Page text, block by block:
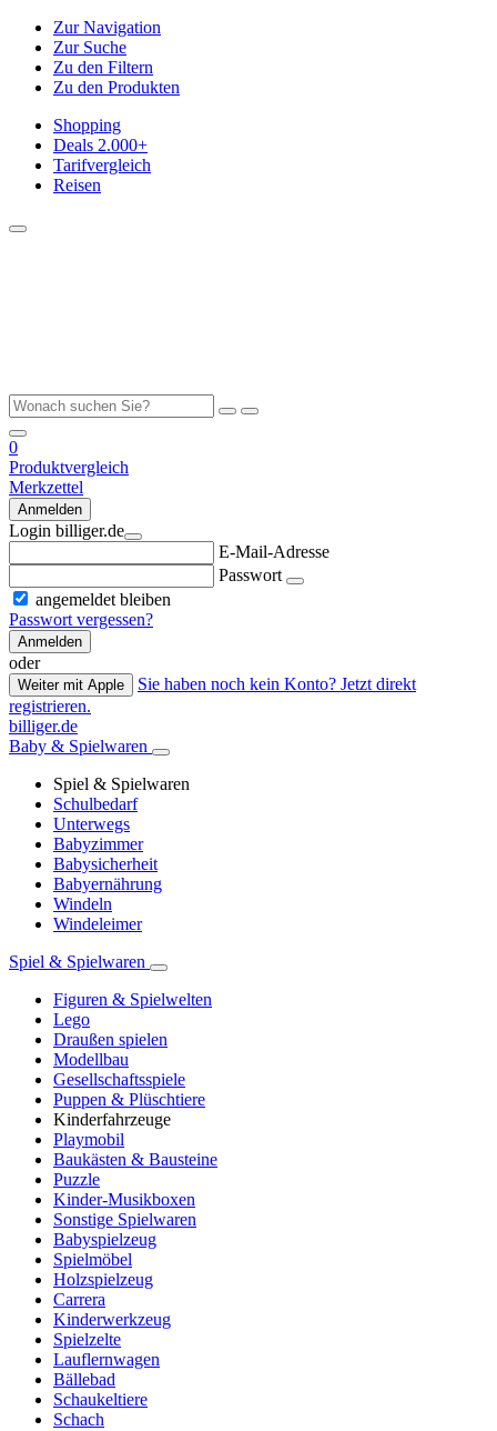
Zur Navigation
Zur Suche
Zu den Filtern
Zu den Produkten
Shopping
Deals 2.000+
Tarifvergleich
Reisen
0
Produktvergleich
Merkzettel
Anmelden
Login billiger.de
E-Mail-Adresse
Passwort
angemeldet bleiben
Passwort vergessen?
Anmelden
oder
Weiter mit Apple
Sie haben noch kein Konto? Jetzt direkt
registrieren.
billiger.de
Baby & Spielwaren
Spiel & Spielwaren
Schulbedarf
Unterwegs
Babyzimmer
Babysicherheit
Babyernährung
Windeln
Windeleimer
Spiel & Spielwaren
Figuren & Spielwelten
Lego
Draußen spielen
Modellbau
Gesellschaftsspiele
Puppen & Plüschtiere
Kinderfahrzeuge
Playmobil
Baukästen & Bausteine
Puzzle
Kinder-Musikboxen
Sonstige Spielwaren
Babyspielzeug
Spielmöbel
Holzspielzeug
Carrera
Kinderwerkzeug
Spielzelte
Lauflernwagen
Bällebad
Schaukeltiere
Schach